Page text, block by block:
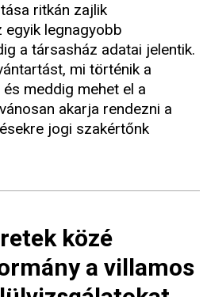
ritkán zajlik
egyik legnagyobb
a társasház adatai jelentik.
mi történik a
meddig mehet el a
akarja rendezni a
jogi szakértőnk
közé
a villamos